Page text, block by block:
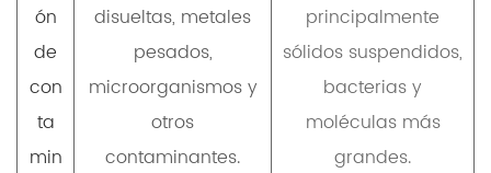
ón
de
con
ta
min
disueltas, metales
pesados,
microorganismos y
otros
contaminantes.
principalmente
sólidos suspendidos,
bacterias y
moléculas más
grandes.